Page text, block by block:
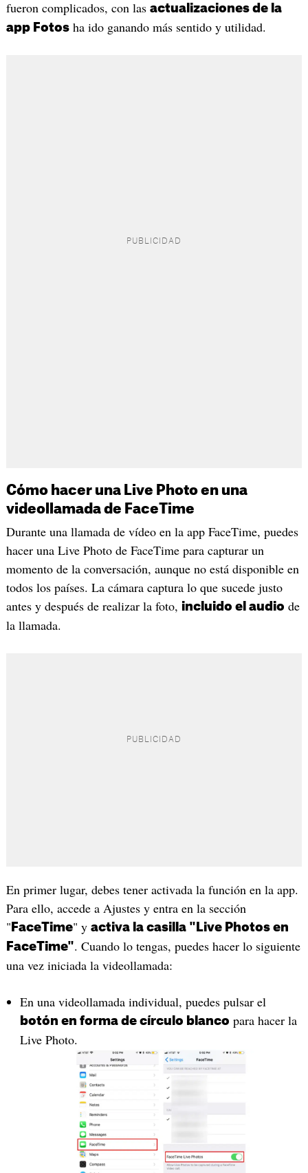
fueron complicados, con las actualizaciones de la
app Fotosha ido ganando más sentido y utilidad.
Cómo hacer una Live Photo en una
videollamada de FaceTime
Durante una llamada de vídeo en la app FaceTime, puedes
hacer una Live Photo de FaceTime para capturar un
momento de la conversación, aunque no está disponible en
todos los países. La cámara captura lo que sucede justo
antes y después de realizar la foto, incluido el audio de
la llamada.
En primer lugar, debes tener activada la función en la app.
Para ello, accede a Ajustes y entra en la sección
" FaceTime" y activa la casilla "Live Photos en
FaceTime". Cuando lo tengas, puedes hacer lo siguiente
una vez iniciada la videollamada:
En una videollamada individual, puedes pulsar el
botón en forma de círculo blanco para hacer la
Live Photo.